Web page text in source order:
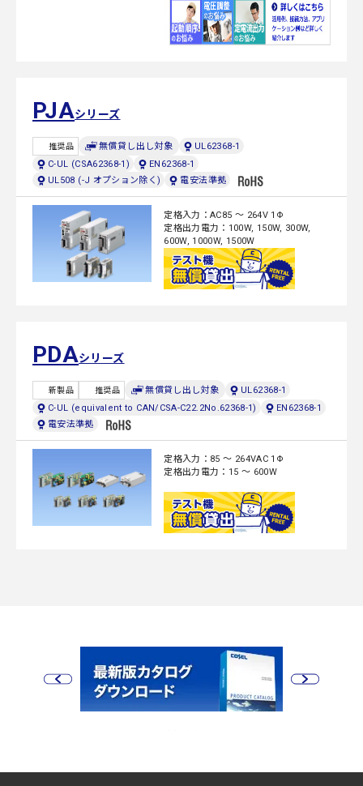
PJAシリーズ
推奨品 無償貸し出し対象
UL62368-1
C-UL (CSA62368-1)
EN62368-1
UL508 (-J オプション除く)
電安法準拠
定格入力：AC85 ～ 264V 1Φ
定格出力電力：100W, 150W, 300W,
600W, 1000W, 1500W
PDAシリーズ
新製品 推奨品 無償貸し出し対象
UL62368-1
C-UL (equivalent to CAN/CSA-C22.2No.62368-1)
EN62368-1
電安法準拠
定格入力：85 ～ 264VAC 1Φ
定格出力電力：15 ～ 600W